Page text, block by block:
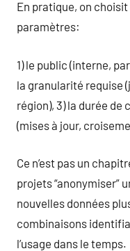
En pratique, on
paramètres:
1) le public (interne,
la granularité requise
région), 3) la durée
(mises à jour,
Ce n’est pas un
projets “anonymiser”
nouvelles données
combinaisons
l’usage dans le temps.